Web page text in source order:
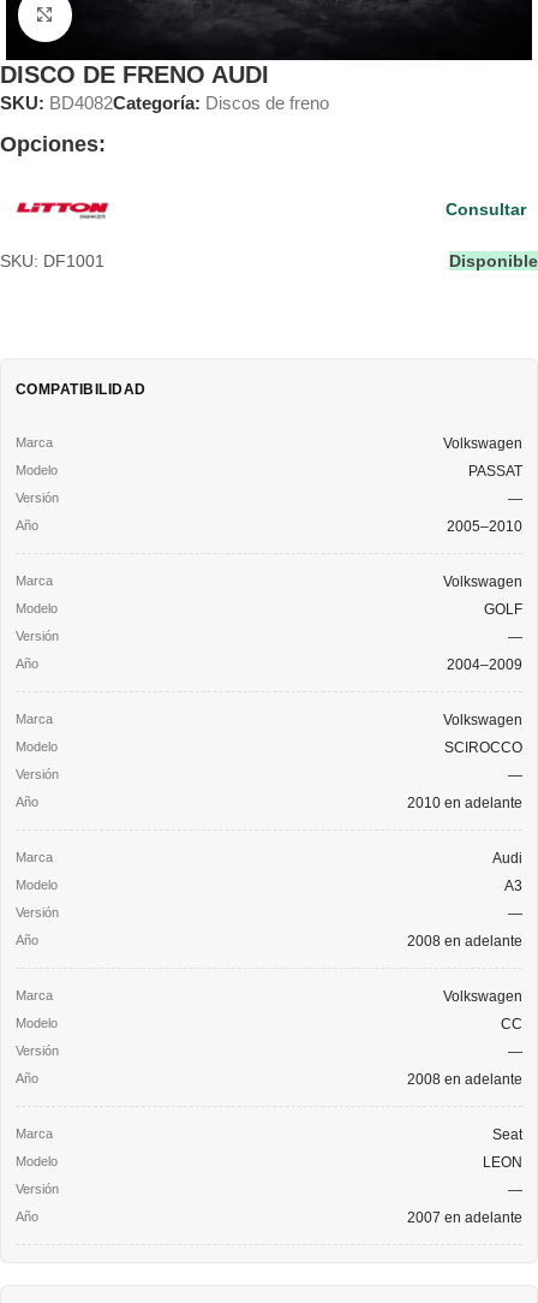
Clic para ampliar
DISCO DE FRENO AUDI
SKU: BD4082Categoría: Discos de freno
Opciones:
SKU: DF1001 Disponible
Consultar
COMPATIBILIDAD
Volkswagen
PASSAT
—
2005–2010
Volkswagen
GOLF
—
2004–2009
Volkswagen
SCIROCCO
—
2010 en adelante
Audi
A3
—
2008 en adelante
Volkswagen
CC
—
2008 en adelante
Seat
LEON
—
2007 en adelante